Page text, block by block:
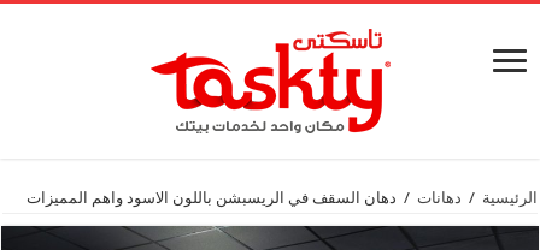
الرئيسية / دهانات / دهان السقف في الريسبشن باللون الاسود واهم المميزات